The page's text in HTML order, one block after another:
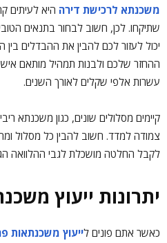
משכנתא לרכישת דירה היא לעיתים
שתיקחו. לכן, חשוב לבחור בתנאים
יכול לעזור לכם להבין את ההבדלים
ההחזר שלכם ולבנות תמהיל מותאם
עשרות אלפי שקלים לאורך השנים.
קיימים מסלולים שונים, כגון משכנתא
צמודה למדד. חשוב להבין כל מסלול ומה
לקבל החלטה מושכלת לגבי ההלוואה
יתרונות ייעוץ
כאשר אתם פונים לייעוץ משכנתאות